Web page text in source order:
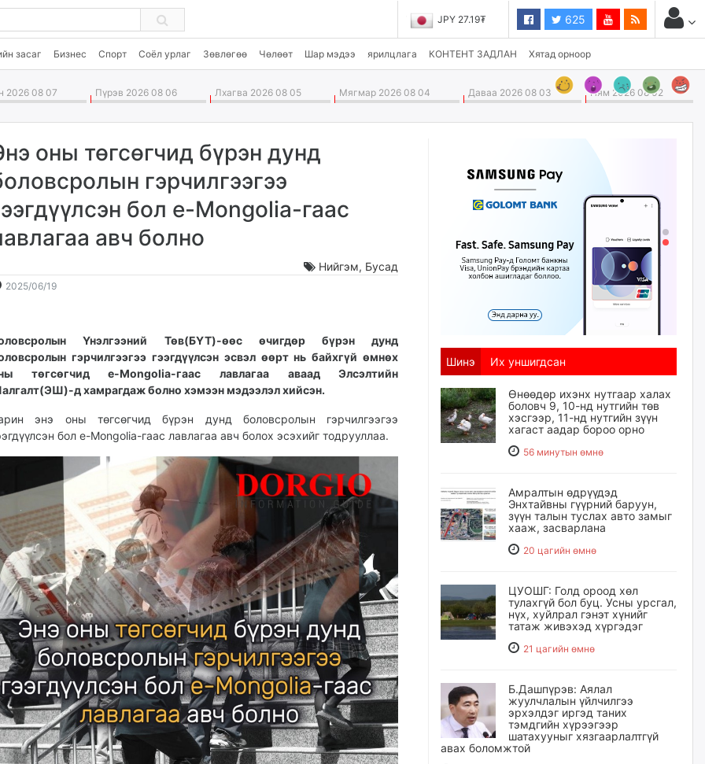
JPY 27.19₮ 625
засаг Бизнес Спорт Соёл урлаг Зөвлөгөө Чөлөөт Шар мэдээ ярилцлага КОНТЕНТ ЗАДЛАН Хятад орноор
2026 08 07 Пүрэв 2026 08 06 Лхагва 2026 08 05 Мягмар 2026 08 04 Даваа 2026 08 03 Ням 2026 08 02
оны төгсөгчид бүрэн дунд
гэрчилгээгээ
бол e-Mongolia-гаас
авч болно
Нийгэм, Бусад
2025/06/192025-
13:27:01
2026-
12:42:33Үнэлгээний Төв(БҮТ)-өөс өчигдөр бүрэн дунд
гэрчилгээгээ гээгдүүлсэн эсвэл өөрт нь байхгүй өмнөх
төгсөгчид e-Mongolia-гаас лавлагаа аваад Элсэлтийн
д хамрагдаж болно хэмээн мэдээлэл хийсэн.
энэ оны төгсөгчид бүрэн дунд боловсролын гэрчилгээгээ
бол e-Mongolia-гаас лавлагаа авч болох эсэхийг тодрууллаа.
Шинэ Их уншигдсан
Өнөөдөр ихэнх нутгаар халах
боловч 9, 10-нд нутгийн төв
хэсгээр, 11-нд нутгийн зүүн
хагаст аадар бороо орно
56 минутын өмнө
Амралтын өдрүүдэд
Энхтайвны гүүрний баруун,
зүүн талын туслах авто замыг
хааж, засварлана
20 цагийн өмнө
ЦУОШГ: Голд ороод хөл
тулахгүй бол буц. Усны урсгал,
нүх, хуйлрал гэнэт хүнийг
татаж живэхэд хүргэдэг
21 цагийн өмнө
Б.Дашпүрэв: Аялал
жуулчлалын үйлчилгээ
эрхэлдэг иргэд таних
тэмдгийн хүрээгээр
шатахууныг хязгаарлалтгүй
авах боломжтой